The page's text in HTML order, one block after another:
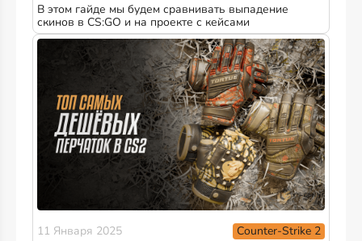
В этом гайде мы будем сравнивать выпадение
скинов в CS:GO и на проекте с кейсами
11 Января 2025 Counter-Strike 2